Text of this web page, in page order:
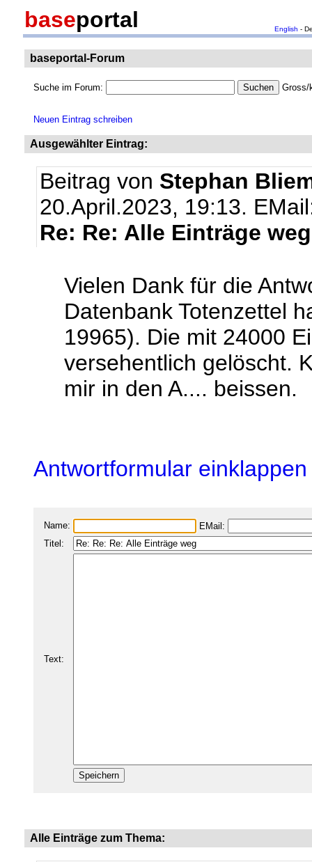
baseportal English -
baseportal-Forum
Suche im Forum: Gross/
Neuen Eintrag schreiben
Ausgewählter Eintrag:
Beitrag von Stephan
20.April.2023, 19:13.
Re: Re: Alle Einträge weg
Vielen Dank für die
Datenbank Totenzettel
19965). Die mit 24000
versehentlich gelöscht.
mir in den A.... beissen.
Antwortformular einklappen
Name:
EMail:
Titel:
Text:
Alle Einträge zum Thema: